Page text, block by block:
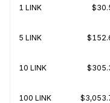
1 LINK
5 LINK
10 LINK
100 LINK